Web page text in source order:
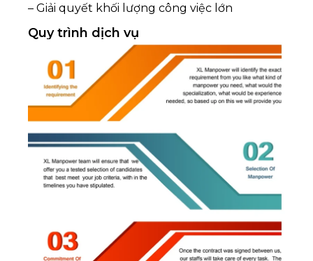
– Giải quyết khối lượng công việc lớn
Quy trình dịch vụ